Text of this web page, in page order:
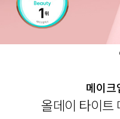
메이크
올데이 타이트